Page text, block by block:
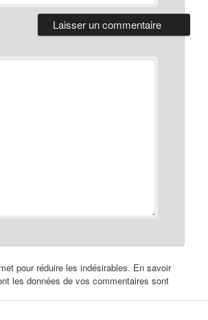
pour réduire les indésirables. En savoir
les données de vos commentaires sont